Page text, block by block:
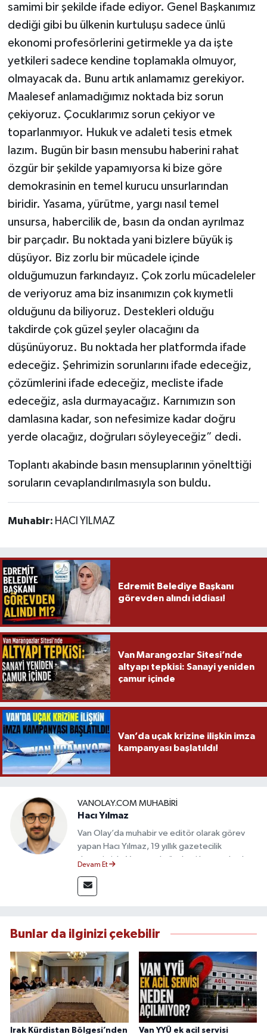
samimi bir şekilde ifade ediyor. Genel Başkanımız
dediği gibi bu ülkenin kurtuluşu sadece ünlü
ekonomi profesörlerini getirmekle ya da işte
yetkileri sadece kendine toplamakla olmuyor,
olmayacak da. Bunu artık anlamamız gerekiyor.
Maalesef anlamadığımız noktada biz sorun
çekiyoruz. Çocuklarımız sorun çekiyor ve
toparlanmıyor. Hukuk ve adaleti tesis etmek
lazım. Bugün bir basın mensubu haberini rahat
özgür bir şekilde yapamıyorsa ki bize göre
demokrasinin en temel kurucu unsurlarından
biridir. Yasama, yürütme, yargı nasıl temel
unsursa, habercilik de, basın da ondan ayrılmaz
bir parçadır. Bu noktada yani bizlere büyük iş
düşüyor. Biz zorlu bir mücadele içinde
olduğumuzun farkındayız. Çok zorlu mücadeleler
de veriyoruz ama biz insanımızın çok kıymetli
olduğunu da biliyoruz. Destekleri olduğu
takdirde çok güzel şeyler olacağını da
düşünüyoruz. Bu noktada her platformda ifade
edeceğiz. Şehrimizin sorunlarını ifade edeceğiz,
çözümlerini ifade edeceğiz, mecliste ifade
edeceğiz, asla durmayacağız. Karnımızın son
damlasına kadar, son nefesimize kadar doğru
yerde olacağız, doğruları söyleyeceğiz” dedi.
Toplantı akabinde basın mensuplarının yönelttiği
soruların cevaplandırılmasıyla son buldu.
Muhabir: HACI YILMAZ
Edremit Belediye Başkanı
görevden alındı iddiası!
Van Marangozlar Sitesi’nde
altyapı tepkisi: Sanayi yeniden
çamur içinde
Van’da uçak krizine ilişkin imza
kampanyası başlatıldı!
VANOLAY.COM MUHABIRI
Hacı Yılmaz
Van Olay’da muhabir ve editör olarak görev
yapan Hacı Yılmaz, 19 yıllık gazetecilik
deneyimiyle Van yerel gündemi başta olmak
takip etmektedir. Editoryal sürece katkı sunan
Yılmaz, tarafsızlık, doğruluk ve etik ilkeler
bilgilendirmektedir.
Devam Et
Bunlar da ilginizi çekebilir
Irak Kürdistan Bölgesi’nden Van YYÜ ek acil servisi